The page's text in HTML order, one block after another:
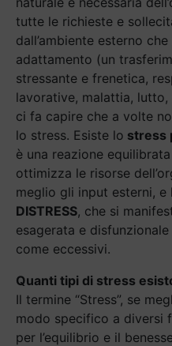
tutte le richieste e
dall’ambiente esterno
adattamento (un
stressante e frenetica,
lavorative, malattia,
ci fa capire che a volte
lo stress. Esiste lo stress
è una reazione
ottimizza le risorse
meglio gli input esterni, e
DISTRESS, che si
esagerata e
come eccessivi.
Quanti tipi di stress
Il termine “Stress”, se
modo specifico a diversi
per l’equilibrio e il